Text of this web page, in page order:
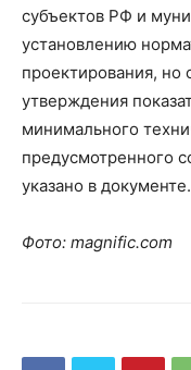
субъектов РФ и
установлению
проектирования, но
утверждения
минимального
предусмотренного
указано в документе.
Фото: magnific.com